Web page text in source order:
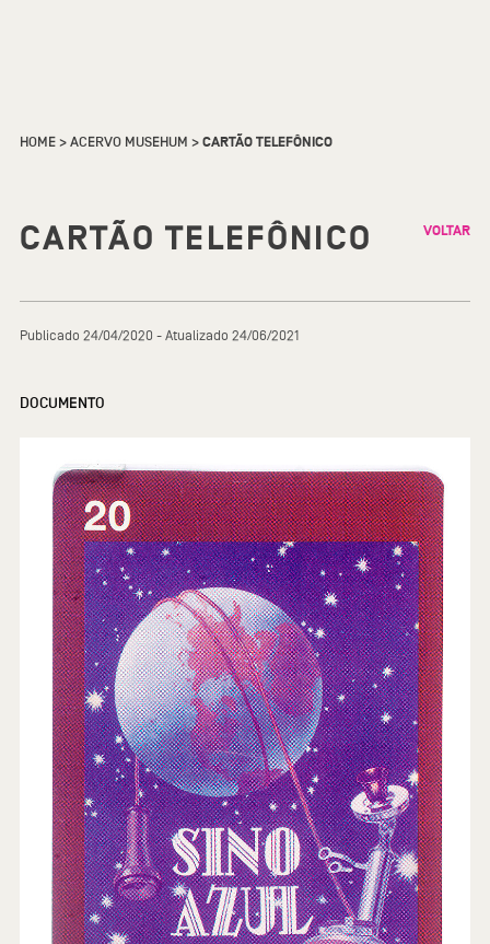
HOME>ACERVO MUSEHUM >CARTÃO TELEFÔNICO
CARTÃO TELEFÔNICO VOLTAR
Publicado 24/04/2020 - Atualizado 24/06/2021
DOCUMENTO